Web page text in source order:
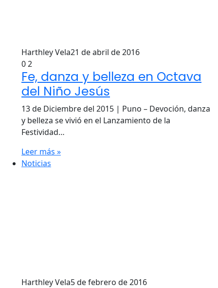
Harthley Vela21 de abril de 2016
02
Fe, danza y belleza en Octava
del Niño Jesús
13 de Diciembre del 2015 | Puno – Devoción, danza
y belleza se vivió en el Lanzamiento de la
Festividad…
Leer más »
Noticias
Harthley Vela5 de febrero de 2016